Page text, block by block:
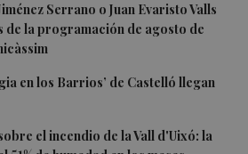
Serrano o Juan Evaristo Valls
la programación de agosto de
en los Barrios’ de Castelló llegan
el incendio de la Vall d'Uixó: la